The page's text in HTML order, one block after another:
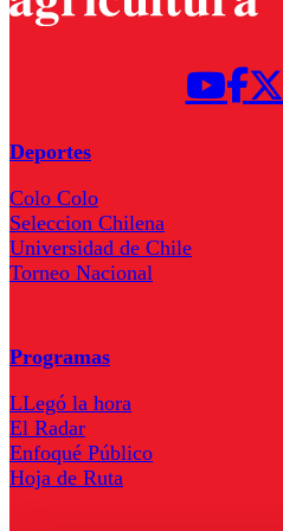
Deportes
Colo Colo
Seleccion Chilena
Universidad de Chile
Torneo Nacional
Programas
LLegó la hora
El Radar
Enfoqué Público
Hoja de Ruta